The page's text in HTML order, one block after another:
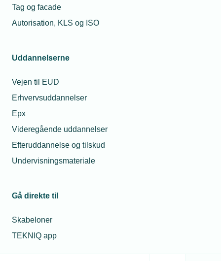
Tag og facade
Autorisation, KLS og ISO
Uddannelserne
Vejen til EUD
Erhvervsuddannelser
Epx
Videregående uddannelser
Efteruddannelse og tilskud
Undervisningsmateriale
Gå direkte til
Skabeloner
TEKNIQ app
en helligdag?
Relaterede nyheder
Fyret tømrer fik medhold i ligebehandlingssag
Nye domme: En tømrer, der blev afskediget kort før